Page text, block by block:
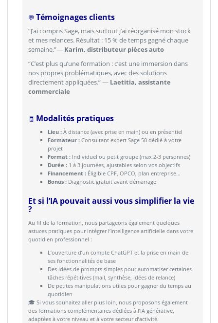
💬 Témoignages clients
“J’ai compris Sage, mais surtout j’ai réorganisé mon stock
et mes relances. Résultat : 15 % de temps gagné chaque
semaine.”— Karim, distributeur pièces auto
“C’est plus qu’une formation : c’est une immersion dans
nos propres problématiques, avec des solutions
directement appliquées.” — Laetitia, assistante
commerciale
🧾 Modalités pratiques
Lieu : À distance (avec prise en main) ou en présentiel
Formateur : Consultant expert Sage 50 dédié à votre
projet
Format : Individuel ou petit groupe (max 2-3 personnes)
Durée : 1 à 3 journées, ajustables selon vos objectifs
Financement : Éligible CPF, OPCO, plan entreprise…
Bonus : Diagnostic gratuit avant démarrage
Et si l’IA pouvait aussi vous simplifier la vie
?
Au fil de la formation, nous partageons également quelques
astuces pratiques pour intégrer l’intelligence artificielle dans votre
quotidien professionnel :
L’ouverture d’un compte ChatGPT et la prise en main de
ses fonctionnalités de base
Des idées de prompts simples pour automatiser certaines
tâches répétitives (mail, synthèse, idées de relance)
De petites manipulations utiles pour gagner du temps au
quotidien
🎓 Si vous souhaitez aller plus loin, nous proposons également
des formations complémentaires dédiées à l’IA générative,
adaptées à votre niveau et à votre secteur d’activité.